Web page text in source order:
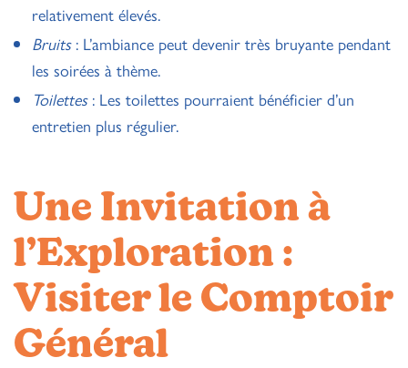
relativement élevés.
Bruits: L’ambiance peut devenir très bruyante pendant
les soirées à thème.
Toilettes: Les toilettes pourraient bénéficier d’un
entretien plus régulier.
Une Invitation à
l’Exploration :
Visiter le Comptoir
Général